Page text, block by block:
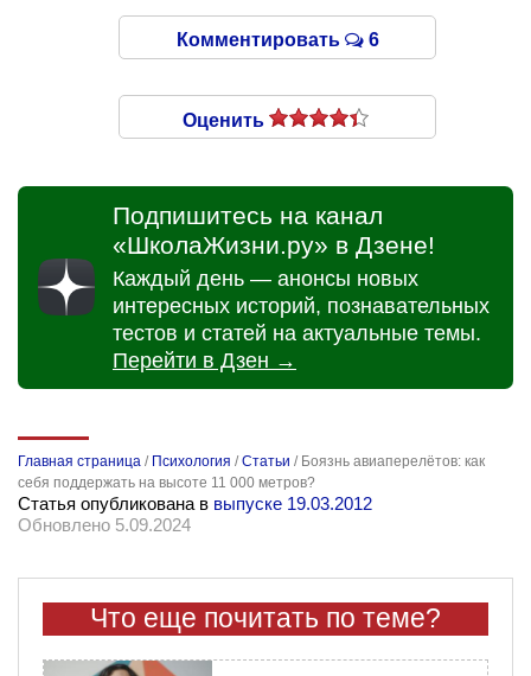
Комментировать 6
Оценить
Подпишитесь на канал
«ШколаЖизни.ру» в Дзене!
Каждый день — анонсы новых
интересных историй, познавательных
тестов и статей на актуальные темы.
Перейти в Дзен →
Главная страница / Психология /Статьи / Боязнь авиаперелётов: как
себя поддержать на высоте 11 000 метров?
Статья опубликована в выпуске 19.03.2012
Обновлено 5.09.2024
Что еще почитать по теме?